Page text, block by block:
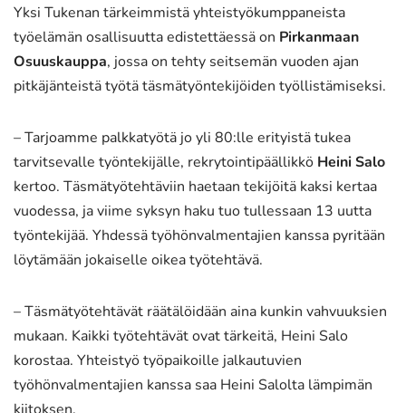
Yksi Tukenan tärkeimmistä yhteistyökumppaneista
työelämän osallisuutta edistettäessä on Pirkanmaan
Osuuskauppa, jossa on tehty seitsemän vuoden ajan
pitkäjänteistä työtä täsmätyöntekijöiden työllistämiseksi.
– Tarjoamme palkkatyötä jo yli 80:lle erityistä tukea
tarvitsevalle työntekijälle, rekrytointipäällikkö Heini Salo
kertoo. Täsmätyötehtäviin haetaan tekijöitä kaksi kertaa
vuodessa, ja viime syksyn haku tuo tullessaan 13 uutta
työntekijää. Yhdessä työhönvalmentajien kanssa pyritään
löytämään jokaiselle oikea työtehtävä.
– Täsmätyötehtävät räätälöidään aina kunkin vahvuuksien
mukaan. Kaikki työtehtävät ovat tärkeitä, Heini Salo
korostaa. Yhteistyö työpaikoille jalkautuvien
työhönvalmentajien kanssa saa Heini Salolta lämpimän